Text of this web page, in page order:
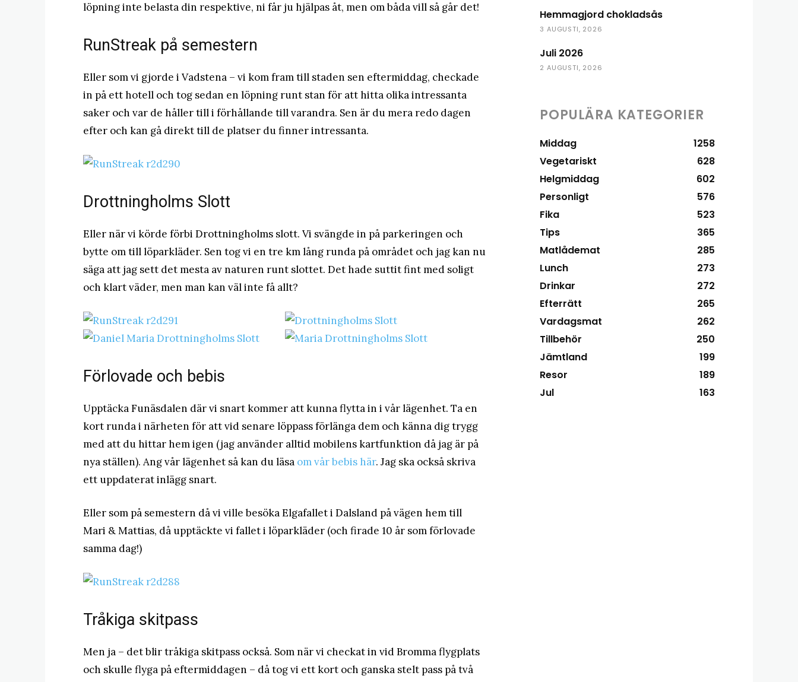
löpning inte belasta din respektive, ni får ju hjälpas åt, men om båda vill så går det!
RunStreak på semestern
Eller som vi gjorde i Vadstena – vi kom fram till staden sen eftermiddag, checkade
in på ett hotell och tog sedan en löpning runt stan för att hitta olika intressanta
saker och var de håller till i förhållande till varandra. Sen är du mera redo dagen
efter och kan gå direkt till de platser du finner intressanta.
Drottningholms Slott
Eller när vi körde förbi Drottningholms slott. Vi svängde in på parkeringen och
bytte om till löparkläder. Sen tog vi en tre km lång runda på området och jag kan nu
säga att jag sett det mesta av naturen runt slottet. Det hade suttit fint med soligt
och klart väder, men man kan väl inte få allt?
Förlovade och bebis
Upptäcka Funäsdalen där vi snart kommer att kunna flytta in i vår lägenhet. Ta en
kort runda i närheten för att vid senare löppass förlänga dem och känna dig trygg
med att du hittar hem igen (jag använder alltid mobilens kartfunktion då jag är på
nya ställen). Ang vår lägenhet så kan du läsa om vår bebis här. Jag ska också skriva
ett uppdaterat inlägg snart.
Eller som på semestern då vi ville besöka Elgafallet i Dalsland på vägen hem till
Mari & Mattias, då upptäckte vi fallet i löparkläder (och firade 10 år som förlovade
samma dag!)
Tråkiga skitpass
Men ja – det blir tråkiga skitpass också. Som när vi checkat in vid Bromma flygplats
och skulle flyga på eftermiddagen – då tog vi ett kort och ganska stelt pass på två
Hemmagjord chokladsås
3 AUGUSTI, 2026
Juli 2026
2 AUGUSTI, 2026
POPULÄRA KATEGORIER
Middag
1258
Vegetariskt
628
Helgmiddag
602
Personligt
576
Fika
523
Tips
365
Matlådemat
285
Lunch
273
Drinkar
272
Efterrätt
265
Vardagsmat
262
Tillbehör
250
Jämtland
199
Resor
189
Jul
163